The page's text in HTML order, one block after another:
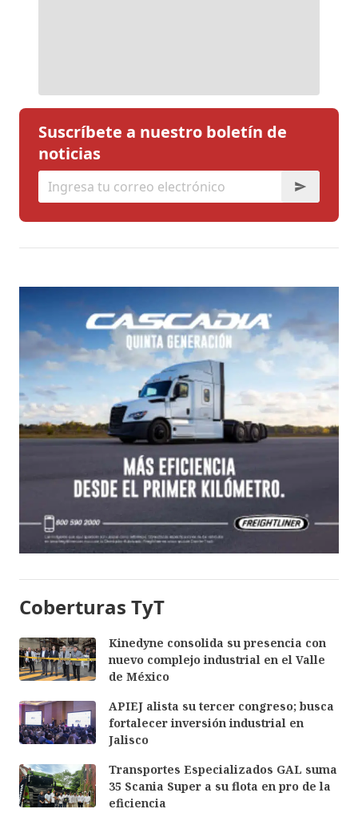
Suscríbete a nuestro boletín de
noticias
Coberturas TyT
Kinedyne consolida su presencia con
nuevo complejo industrial en el Valle
de México
APIEJ alista su tercer congreso; busca
fortalecer inversión industrial en
Jalisco
Transportes Especializados GAL suma
35 Scania Super a su flota en pro de la
eficiencia